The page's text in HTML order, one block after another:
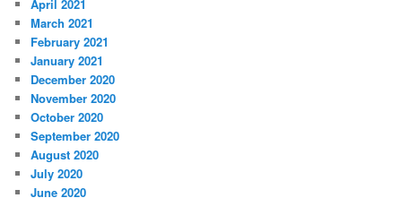
April 2021
March 2021
February 2021
January 2021
December 2020
November 2020
October 2020
September 2020
August 2020
July 2020
June 2020